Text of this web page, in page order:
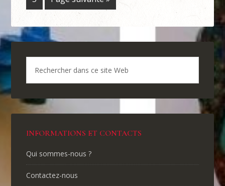
INFORMATIONS ET CONTACTS
Qui sommes-nous ?
Contactez-nous